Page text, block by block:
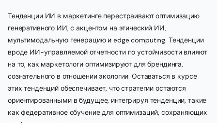
Тенденции ИИ в маркетинге перестраивают оптимизацию
генеративного ИИ, с акцентом на этический ИИ,
мультимодальную генерацию и edge computing. Тенденции
вроде ИИ-управляемой отчетности по устойчивости влияют
на то, как маркетологи оптимизируют для брендинга,
сознательного в отношении экологии. Оставаться в курсе
этих тенденций обеспечивает, что стратегии остаются
ориентированными в будущее, интегрируя тенденции, такие
как федеративное обучение для оптимизаций, сохраняющих